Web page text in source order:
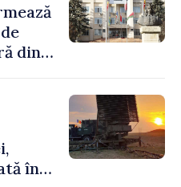
din
în